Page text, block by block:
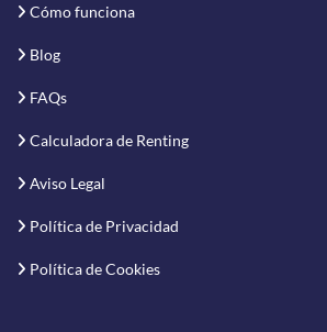
Cómo funciona
Blog
FAQs
Calculadora de Renting
Aviso Legal
Política de Privacidad
Política de Cookies